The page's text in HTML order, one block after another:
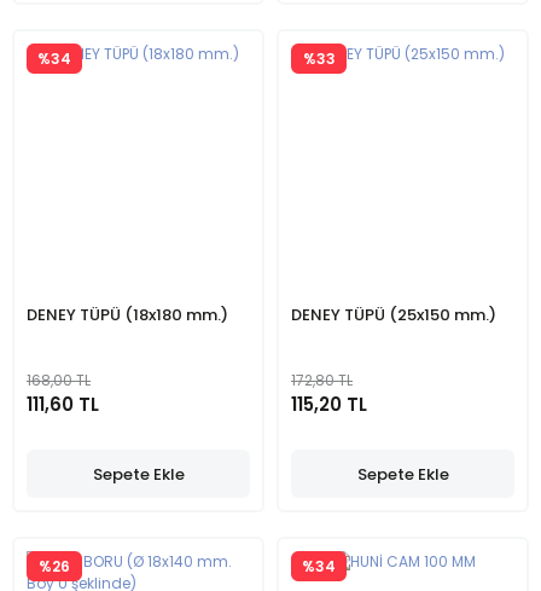
DENEY TÜPÜ (18x180 mm.)
%34
168,00 TL
111,60 TL
Sepete Ekle
DENEY TÜPÜ (25x150 mm.)
%33
172,80 TL
115,20 TL
Sepete Ekle
%26 %34